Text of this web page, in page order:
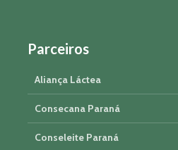
Parceiros
Aliança Láctea
Consecana Paraná
Conseleite Paraná